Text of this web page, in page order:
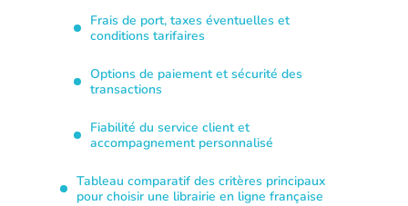
Frais de port, taxes éventuelles et
conditions tarifaires
Options de paiement et sécurité des
transactions
Fiabilité du service client et
accompagnement personnalisé
Tableau comparatif des critères principaux
pour choisir une librairie en ligne française